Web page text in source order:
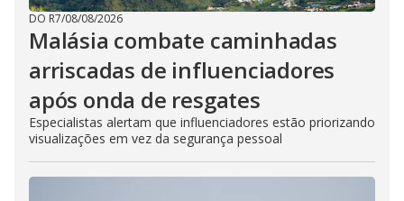
DO R7/08/08/2026
Malásia combate caminhadas
arriscadas de influenciadores
após onda de resgates
Especialistas alertam que influenciadores estão priorizando
visualizações em vez da segurança pessoal